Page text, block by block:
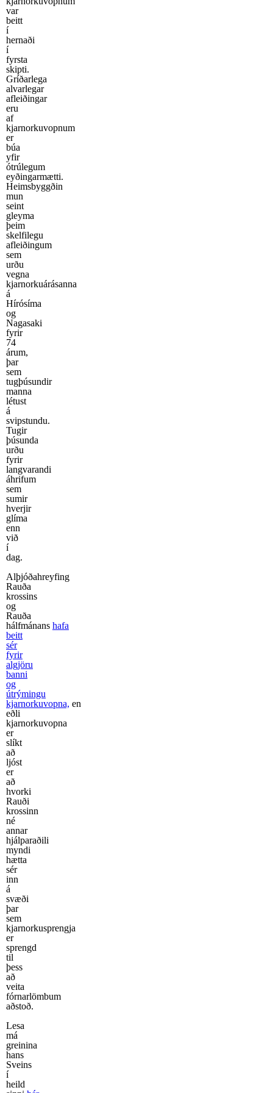
var
beitt
í
hernaði
í
fyrsta
skipti.
Gríðarlega
alvarlegar
afleiðingar
eru
af
kjarnorkuvopnum
er
búa
yfir
ótrúlegum
eyðingarmætti.
Heimsbyggðin
mun
seint
gleyma
þeim
skelfilegu
afleiðingum
sem
urðu
vegna
kjarnorkuárásanna
á
Hírósíma
og
Nagasaki
fyrir
74
árum,
þar
sem
tugþúsundir
manna
létust
á
svipstundu.
Tugir
þúsunda
urðu
fyrir
langvarandi
áhrifum
sem
sumir
hverjir
glíma
enn
við
í
dag.
Alþjóðahreyfing
Rauða
krossins
og
Rauða
hálfmánans hafa
beitt
sér
fyrir
algjöru
banni
og
útrýmingu
kjarnorkuvopna, en
eðli
kjarnorkuvopna
er
slíkt
að
ljóst
er
að
hvorki
Rauði
krossinn
né
annar
hjálparaðili
myndi
hætta
sér
inn
á
svæði
þar
sem
kjarnorkusprengja
er
sprengd
til
þess
að
veita
fórnarlömbum
aðstoð.
Lesa
má
greinina
hans
Sveins
í
heild